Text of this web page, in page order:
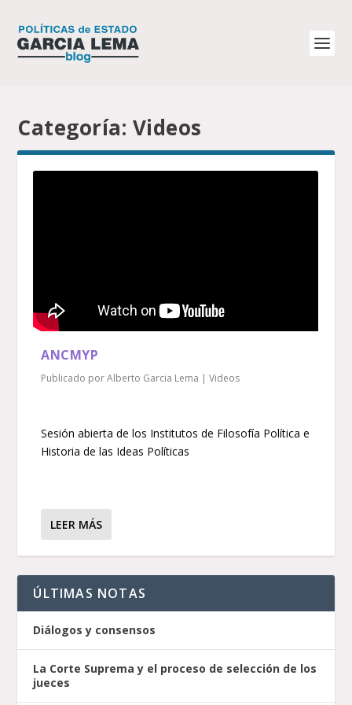
Categoría: Videos
ANCMYP
Publicado porAlberto Garcia Lema |Videos
Sesión abierta de los Institutos de Filosofía Política e
Historia de las Ideas Políticas
LEER MÁS
ÚLTIMAS NOTAS
Diálogos y consensos
La Corte Suprema y el proceso de selección de los
jueces